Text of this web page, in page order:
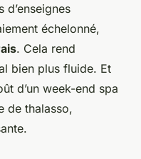
d’enseignes
échelonné,
. Cela rend
bien plus fluide. Et
d’un week-end spa
de thalasso,